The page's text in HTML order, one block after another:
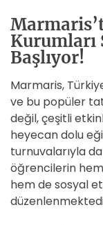
Kurumları
Başlıyor!
Marmaris,
ve bu popüler
değil, çeşitli
heyecan dolu
turnuvalarıyla
öğrencilerin
hem de sosyal